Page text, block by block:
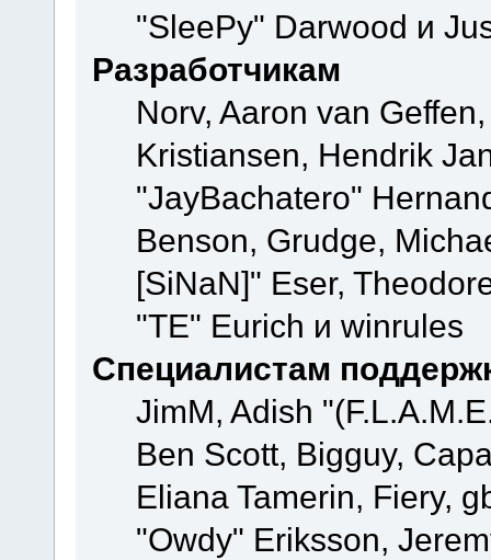
"SleePy" Darwood и
Разработчикам
Norv, Aaron van
Kristiansen, Hendrik
"JayBachatero"
Benson, Grudge,
[SiNaN]" Eser,
"TE" Eurich и winrules
Специалистам
JimM, Adish
Ben Scott, Bigguy,
Eliana Tamerin, Fiery,
"Owdy" Eriksson,